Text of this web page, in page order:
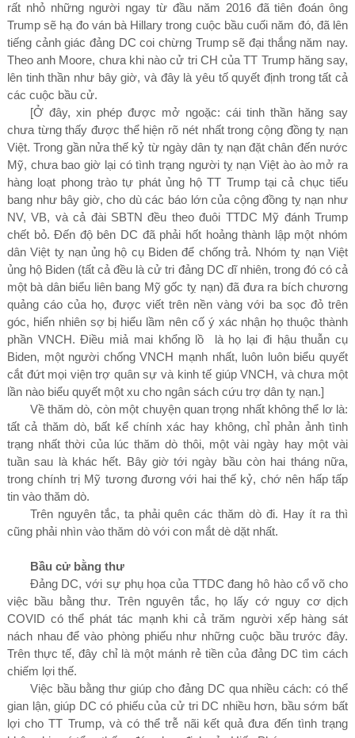
rất nhỏ những người ngay từ đầu năm 2016 đã tiên đoán ông
Trump sẽ hạ đo ván bà Hillary trong cuộc bầu cuối năm đó, đã lên
tiếng cảnh giác đảng DC coi chừng Trump sẽ đại thắng năm nay.
Theo anh Moore, chưa khi nào cử tri CH của TT Trump hăng say,
lên tinh thần như bây giờ, và đây là yêu tố quyết định trong tất cả
các cuộc bầu cử.
[Ở đây, xin phép được mở ngoặc: cái tinh thần hăng say
chưa từng thấy được thể hiện rõ nét nhất trong cộng đồng tỵ nạn
Việt. Trong gần nửa thế kỷ từ ngày dân tỵ nạn đặt chân đến nước
Mỹ, chưa bao giờ lại có tình trạng người tỵ nạn Việt ào ào mở ra
hàng loạt phong trào tự phát ủng hộ TT Trump tại cả chục tiểu
bang như bây giờ, cho dù các báo lớn của cộng đồng tỵ nạn như
NV, VB, và cả đài SBTN đều theo đuôi TTDC Mỹ đánh Trump
chết bỏ. Đến độ bên DC đã phải hốt hoảng thành lập một nhóm
dân Việt tỵ nạn ủng hộ cụ Biden để chống trả. Nhóm tỵ nạn Việt
ủng hộ Biden (tất cả đều là cử tri đảng DC dĩ nhiên, trong đó có cả
một bà dân biểu liên bang Mỹ gốc tỵ nạn)đã đưa ra bích chương
quảng cáo của họ, được viết trên nền vàng với ba sọc đỏ trên
góc, hiển nhiên sợ bị hiểu lầm nên cố ý xác nhận họ thuộc thành
phần VNCH. Điều miả mai khổng lồ là họ lại đi hậu thuẫn cụ
Biden, một người chống VNCH mạnh nhất, luôn luôn biểu quyết
cắt đứt mọi viện trợ quân sự và kinh tế giúp VNCH, và chưa một
lần nào biểu quyết một xu cho ngân sách cứu trợ dân tỵ nạn.]
Về thăm dò, còn một chuyện quan trọng nhất không thể lơ là:
tất cả thăm dò, bất kể chính xác hay không, chỉ phản ảnh tình
trạng nhất thời của lúc thăm dò thôi, một vài ngày hay một vài
tuần sau là khác hết. Bây giờ tới ngày bầu còn hai tháng nữa,
trong chính trị Mỹ tương đương với hai thế kỷ, chớ nên hấp tấp
tin vào thăm dò.
Trên nguyên tắc, ta phải quên các thăm dò đi. Hay ít ra thì
cũng phải nhìn vào thăm dò với con mắt dè dặt nhất.
Bầu cử bằng thư
Đảng DC, với sự phụ họa của TTDC đang hô hào cổ võ cho
việc bầu bằng thư. Trên nguyên tắc, họ lấy cớ nguy cơ dịch
COVID có thể phát tác mạnh khi cả trăm người xếp hàng sát
nách nhau để vào phòng phiếu như những cuộc bầu trước đây.
Trên thực tế, đây chỉ là một mánh rẻ tiền của đảng DC tìm cách
chiếm lợi thế.
Việc bầu bằng thư giúp cho đảng DC qua nhiều cách: có thể
gian lận, giúp DC có phiếu của cử tri DC nhiều hơn, bầu sớm bất
lợi cho TT Trump, và có thể trễ nãi kết quả đưa đến tình trạng